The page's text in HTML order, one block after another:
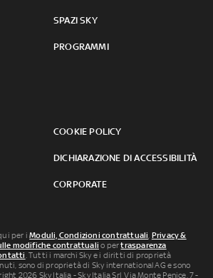
SPAZI SKY
PROGRAMMI
COOKIE POLICY
DICHIARAZIONE DI ACCESSIBILITÀ
CORPORATE
per iModuli, Condizioni contrattuali, Privacy &
modifiche contrattuali o pertrasparenza
. Tutti i marchi Sky e i diritti di proprietà
sono di proprietà di Sky international AG e sono
2026 Sky Italia - Sky Italia Srl Via Monte Penice, 7 -